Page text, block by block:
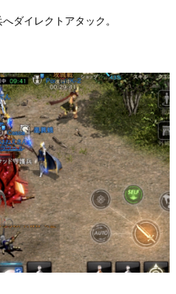
ダイレクトアタック。